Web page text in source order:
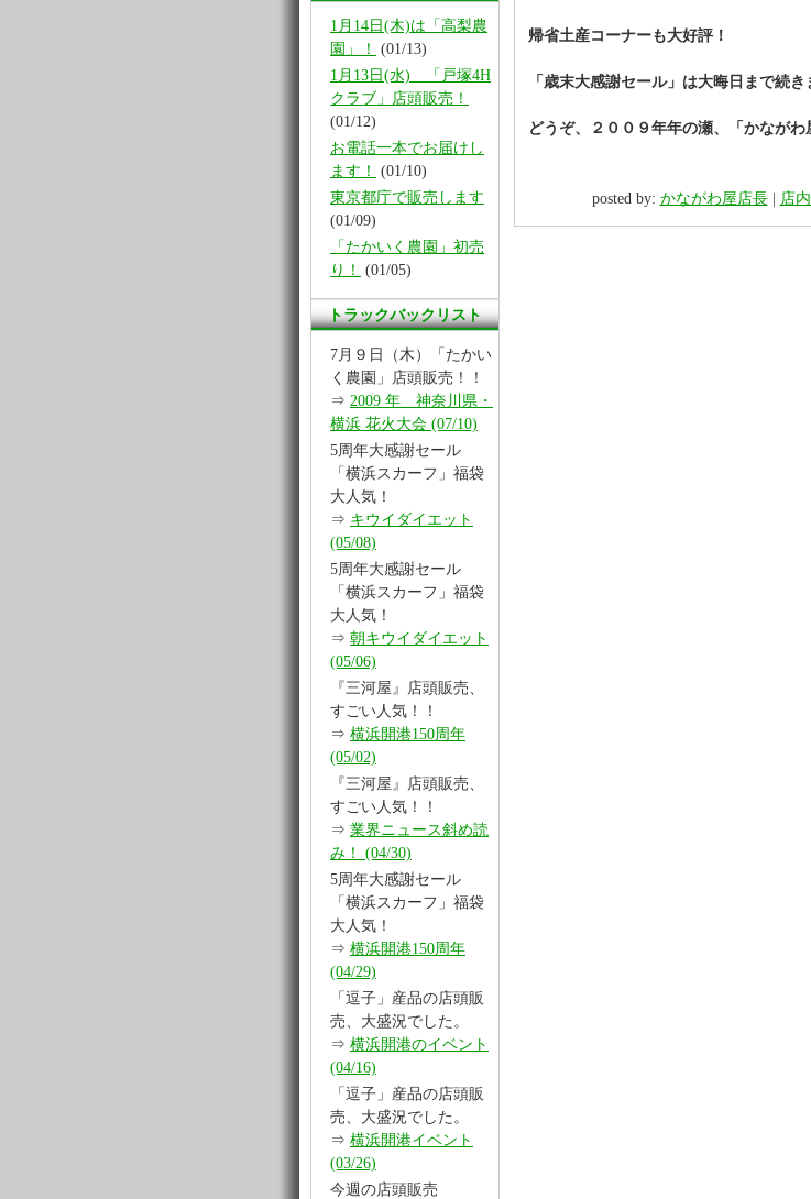
1月14日(木)は「高梨農
園」！
(01/13)
1月13日(水) 「戸塚4H
クラブ」店頭販売！
(01/12)
お電話一本でお届けし
ます！
(01/10)
東京都庁で販売します
(01/09)
「たかいく農園」初売
り！
(01/05)
トラックバックリスト
7月９日（木）「たかい
く農園」店頭販売！！
⇒ 2009 年 神奈川県・
横浜 花火大会 (07/10)
5周年大感謝セール
「横浜スカーフ」福袋
大人気！
⇒ キウイダイエット
(05/08)
5周年大感謝セール
「横浜スカーフ」福袋
大人気！
⇒ 朝キウイダイエット
(05/06)
『三河屋』店頭販売、
すごい人気！！
⇒ 横浜開港150周年
(05/02)
『三河屋』店頭販売、
すごい人気！！
⇒ 業界ニュース斜め読
み！ (04/30)
5周年大感謝セール
「横浜スカーフ」福袋
大人気！
⇒ 横浜開港150周年
(04/29)
「逗子」産品の店頭販
売、大盛況でした。
⇒ 横浜開港のイベント
(04/16)
「逗子」産品の店頭販
売、大盛況でした。
⇒ 横浜開港イベント
(03/26)
今週の店頭販売
帰省土産コーナーも大好評！
「歳末大感謝セール」は大晦日まで続
どうぞ、２００９年年の瀬、「かながわ
posted by: かながわ屋店長| 店